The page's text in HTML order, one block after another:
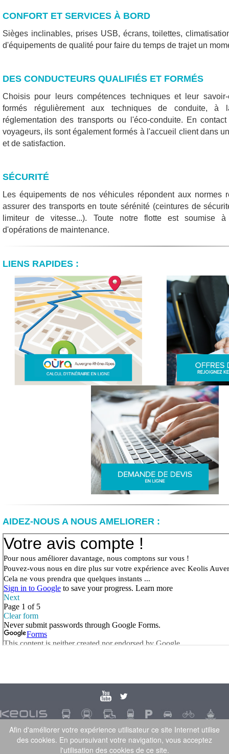
Afin d'améliorer votre expérience utilisateur ce site Internet utilise
des cookies. En poursuivant votre navigation, vous acceptez
l'utilisation des cookies de ce site.
CONFORT ET SERVICES À BORD
Sièges inclinables, prises USB, écrans, toilettes,
d'équipements de qualité pour faire du temps de trajet un
DES CONDUCTEURS QUALIFIÉS ET FORMÉS
Choisis pour leurs compétences techniques et leur
formés régulièrement aux techniques de conduite,
réglementation des transports ou l'éco-conduite. En
voyageurs, ils sont également formés à l'accueil client dans
et de satisfaction.
SÉCURITÉ
Les équipements de nos véhicules répondent aux normes
assurer des transports en toute sérénité (ceintures de
limiteur de vitesse...). Toute notre flotte est soumise
d'opérations de maintenance.
LIENS RAPIDES :
AIDEZ-NOUS A NOUS AMELIORER :
Keolis Auvergne|Mentions légales| Politique de